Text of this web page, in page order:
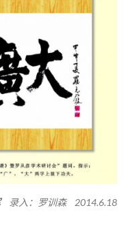
录入：罗训森 2014.6.18